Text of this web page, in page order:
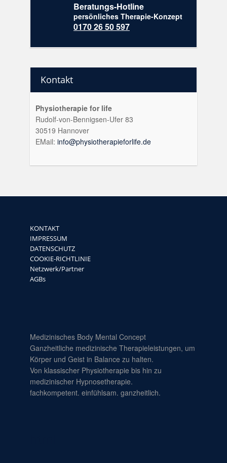
Beratungs-Hotline
persönliches Therapie-Konzept
0170 26 50 597
Kontakt
Physiotherapie for life
Rudolf-von-Bennigsen-Ufer 83
30519 Hannover
EMail: info@physiotherapieforlife.de
KONTAKT
IMPRESSUM
DATENSCHUTZ
COOKIE-RICHTLINIE
Netzwerk/Partner
AGBs
Medizinisches Body Mental Concept
Ganzheitliche medizinische Therapieleistungen, um
Körper und Geist in Balance zu halten.
Von klassischer Physiotherapie bis hin zu
medizinischer Hypnosetherapie.
fachkompetent. einfühlsam. ganzheitlich.